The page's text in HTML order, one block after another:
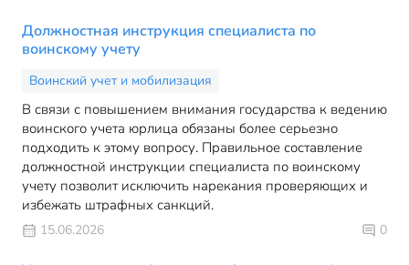
Должностная инструкция специалиста по
воинскому учету
Воинский учет и мобилизация
В связи с повышением внимания государства к ведению
воинского учета юрлица обязаны более серьезно
подходить к этому вопросу. Правильное составление
должностной инструкции специалиста по воинскому
учету позволит исключить нарекания проверяющих и
избежать штрафных санкций.
15.06.2026 0